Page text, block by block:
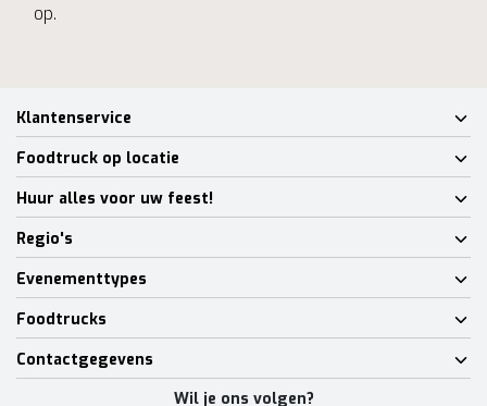
op.
Klantenservice
Foodtruck op locatie
Huur alles voor uw feest!
Regio's
Evenementtypes
Foodtrucks
Contactgegevens
Wil je ons volgen?